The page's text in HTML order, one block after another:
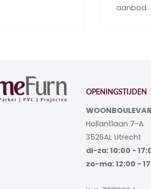
aanbod.
OPENINGSTIJDEN
Hollantlaan 7-A
3526AL Utrecht
di-za: 10:00 -
zo-ma: 12:00 -